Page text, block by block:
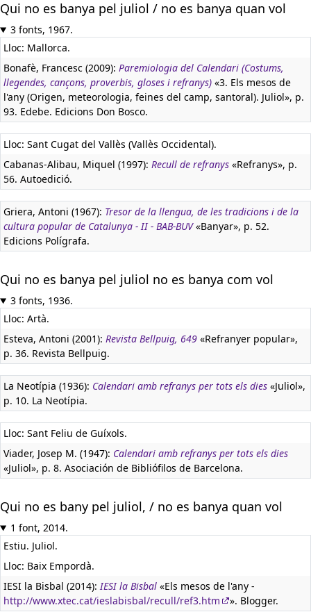
Qui no es banya pel juliol / no es banya quan vol
3 fonts, 1967.
Lloc: Mallorca.
Bonafè, Francesc (2009): Paremiologia del Calendari (Costums,
llegendes, cançons, proverbis, gloses i refranys) «3. Els mesos de
l'any (Origen, meteorologia, feines del camp, santoral). Juliol», p.
93. Edebe. Edicions Don Bosco.
Lloc: Sant Cugat del Vallès (Vallès Occidental).
Cabanas-Alibau, Miquel (1997): Recull de refranys «Refranys», p.
56. Autoedició.
Griera, Antoni (1967): Tresor de la llengua, de les tradicions i de la
cultura popular de Catalunya - II - BAB-BUV«Banyar», p. 52.
Edicions Polígrafa.
Qui no es banya pel juliol no es banya com vol
3 fonts, 1936.
Lloc: Artà.
Esteva, Antoni (2001): Revista Bellpuig, 649 «Refranyer popular»,
p. 36. Revista Bellpuig.
La Neotípia (1936): Calendari amb refranys per tots els dies «Juliol»,
p. 10. La Neotípia.
Lloc: Sant Feliu de Guíxols.
Viader, Josep M. (1947): Calendari amb refranys per tots els dies
«Juliol», p. 8. Asociación de Bibliófilos de Barcelona.
Qui no es bany pel juliol, / no es banya quan vol
1 font, 2014.
Estiu. Juliol.
Lloc: Baix Empordà.
IESI la Bisbal (2014):IESI la Bisbal «Els mesos de l'any -
http://www.xtec.cat/ieslabisbal/recull/ref3.htm
». Blogger.